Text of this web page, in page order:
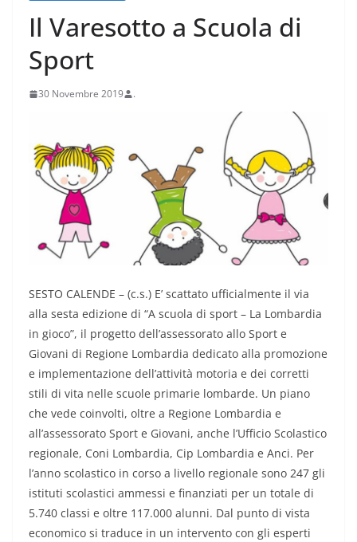
Il Varesotto a Scuola di
Sport
30 Novembre 2019 .
SESTO CALENDE – (c.s.) E’ scattato ufficialmente il via
alla sesta edizione di “A scuola di sport – La Lombardia
in gioco”, il progetto dell’assessorato allo Sport e
Giovani di Regione Lombardia dedicato alla promozione
e implementazione dell’attività motoria e dei corretti
stili di vita nelle scuole primarie lombarde. Un piano
che vede coinvolti, oltre a Regione Lombardia e
all’assessorato Sport e Giovani, anche l’Ufficio Scolastico
regionale, Coni Lombardia, Cip Lombardia e Anci. Per
l’anno scolastico in corso a livello regionale sono 247 gli
istituti scolastici ammessi e finanziati per un totale di
5.740 classi e oltre 117.000 alunni. Dal punto di vista
economico si traduce in un intervento con gli esperti